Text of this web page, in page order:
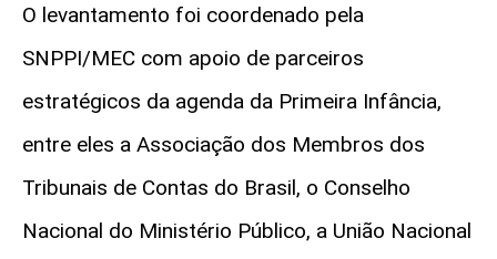
O levantamento foi coordenado pela
SNPPI/MEC com apoio de parceiros
estratégicos da agenda da Primeira Infância,
entre eles a Associação dos Membros dos
Tribunais de Contas do Brasil, o Conselho
Nacional do Ministério Público, a União Nacional